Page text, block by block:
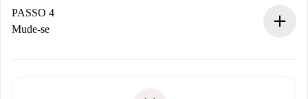
proprietário.
Se recusada: não cobraremos nada e ofereceremos
PASSO 4
Mude-se